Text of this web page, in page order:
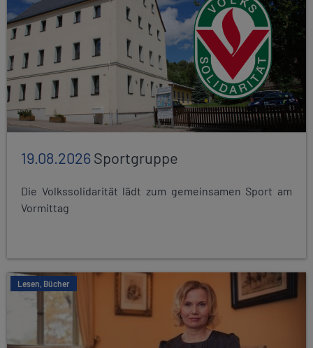
19.08.2026Sportgruppe
Die Volkssolidarität lädt zum gemeinsamen Sport am
Vormittag
Lesen, Bücher